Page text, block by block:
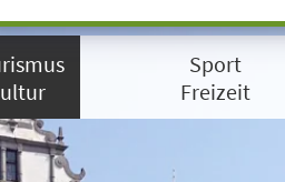
Sport
Freizeit